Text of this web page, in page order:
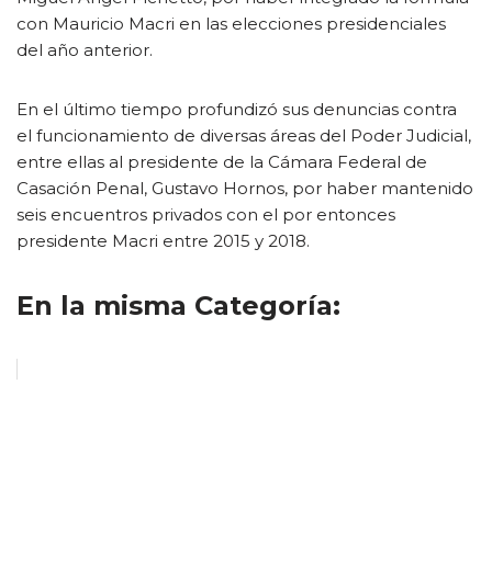
con Mauricio Macri en las elecciones presidenciales
del año anterior.
En el último tiempo profundizó sus denuncias contra
el funcionamiento de diversas áreas del Poder Judicial,
entre ellas al presidente de la Cámara Federal de
Casación Penal, Gustavo Hornos, por haber mantenido
seis encuentros privados con el por entonces
presidente Macri entre 2015 y 2018.
En la misma Categoría: